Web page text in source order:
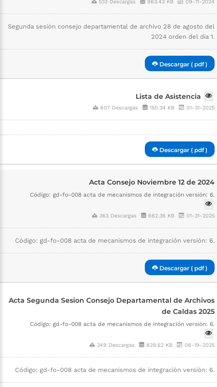
533 Descargas 963.43 KB 09-11-2024
Segunda sesión consejo departamental de archivo 28 de agosto del
2024 orden del día 1.
Descargar ( pdf )
Lista de Asistencia
607 Descargas 150.34 KB 01-31-2025
Descargar ( pdf )
Acta Consejo Noviembre 12 de 2024
Código: gd-fo-008 acta de mecanismos de integración versión: 6.
363 Descargas 662.36 KB 01-31-2025
Código: gd-fo-008 acta de mecanismos de integración versión: 6.
Descargar ( pdf )
Acta Segunda Sesion Consejo Departamental de Archivos
de Caldas 2025
Código: gd-fo-008 acta de mecanismos de integración versión: 6.
349 Descargas 829.62 KB 06-19-2025
Código: gd-fo-008 acta de mecanismos de integración versión: 6.